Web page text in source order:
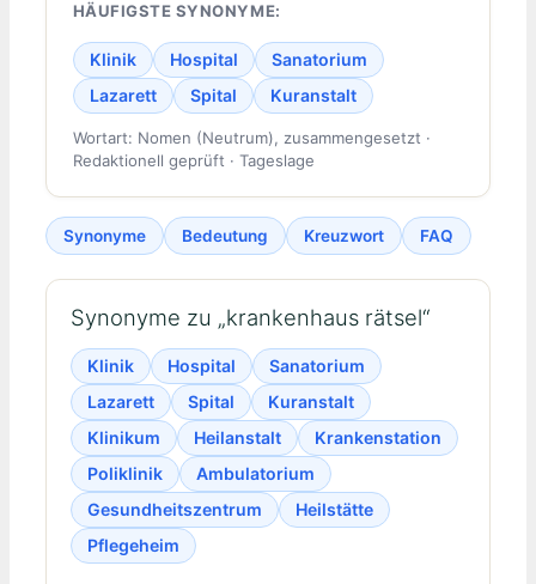
HÄUFIGSTE SYNONYME:
Klinik Hospital
Sanatorium
Lazarett
Spital Kuranstalt
Wortart: Nomen (Neutrum), zusammengesetzt ·
Redaktionell geprüft · Tageslage
Synonyme Bedeutung Kreuzwort FAQ
Synonyme zu „krankenhaus rätsel“
Klinik Hospital
Sanatorium
Lazarett
Spital
Kuranstalt
Klinikum
Heilanstalt
Krankenstation
Poliklinik
Ambulatorium
Gesundheitszentrum
Heilstätte
Pflegeheim